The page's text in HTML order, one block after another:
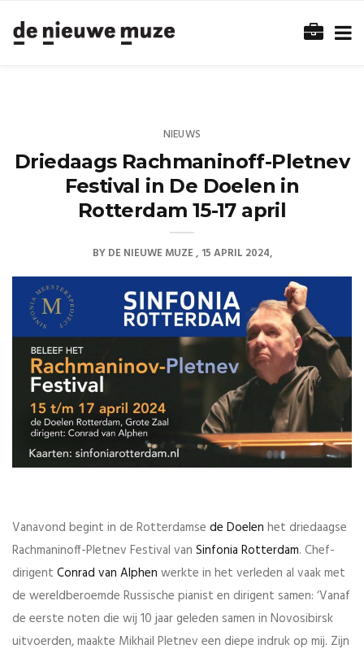
NIEUWS
Driedaags Rachmaninoff-Pletnev
Festival in De Doelen in
Rotterdam 15-17 april
BYDE NIEUWE MUZE 15 APRIL 2024
Vanavond begint in de Rotterdamse de Doelen het driedaagse
Rachmaninoff-Pletnev Festival van Sinfonia Rotterdam. Chef-
dirigent Conrad van Alphen werkte in het verleden al vaak met
de wereldberoemde Russische pianist en dirigent samen: ‘Vanaf
de eerste noten die wij 10 jaar geleden samen in Novosibirsk
uitvoerden, maakte Mikhail Pletnev een diepe indruk op mij. Zijn